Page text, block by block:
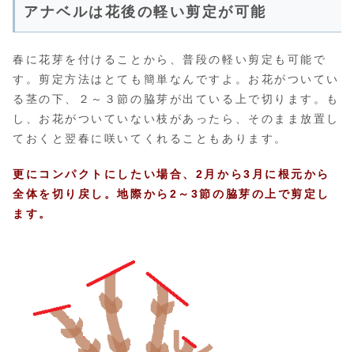
アナベルは花後の軽い剪定が可能
春に花芽を付けることから、普段の軽い剪定も可能で
す。剪定方法はとても簡単なんですよ。お花がついてい
る茎の下、２～３節の脇芽が出ている上で切ります。も
し、お花がついていない枝があったら、そのまま放置し
ておくと翌春に咲いてくれることもあります。
更にコンパクトにしたい場合、2月から3月に根元から
全体を切り戻し。地際から2～3節の脇芽の上で剪定し
ます。